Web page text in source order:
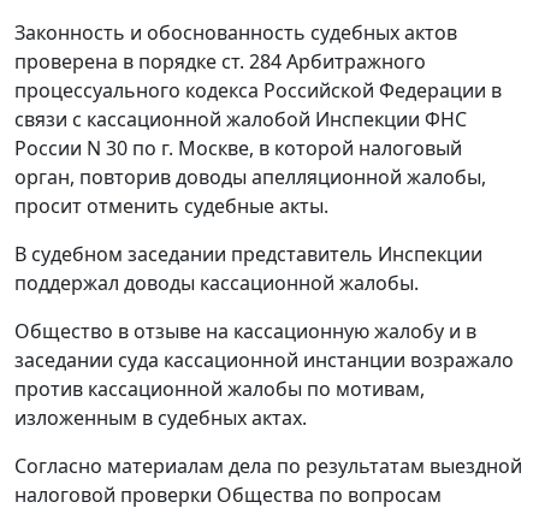
Законность и обоснованность судебных актов
проверена в порядке ст. 284Арбитражного
процессуального кодекса Российской Федерации в
связи с кассационной жалобой Инспекции ФНС
России N 30 по г. Москве, в которой налоговый
орган, повторив доводы апелляционной жалобы,
просит отменить судебные акты.
В судебном заседании представитель Инспекции
поддержал доводы кассационной жалобы.
Общество в отзыве на кассационную жалобу и в
заседании суда кассационной инстанции возражало
против кассационной жалобы по мотивам,
изложенным в судебных актах.
Согласно материалам дела по результатам выездной
налоговой проверки Общества по вопросам